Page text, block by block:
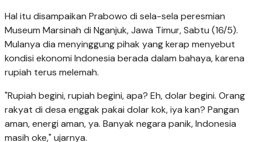
Hal itu disampaikan Prabowo di sela-sela peresmian
Museum Marsinah di Nganjuk, Jawa Timur, Sabtu (16/5).
Mulanya dia menyinggung pihak yang kerap menyebut
kondisi ekonomi Indonesia berada dalam bahaya, karena
rupiah terus melemah.
"Rupiah begini, rupiah begini, apa? Eh, dolar begini. Orang
rakyat di desa enggak pakai dolar kok, iya kan? Pangan
aman, energi aman, ya. Banyak negara panik, Indonesia
masih oke," ujarnya.